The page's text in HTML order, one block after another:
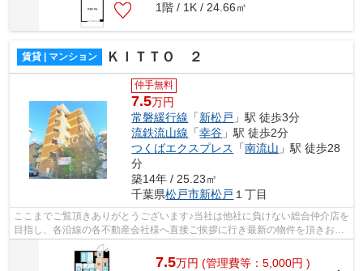
1階 / 1K / 24.66㎡
賃貸 | マンション ＫＩＴＴＯ ２
仲手無料
7.5万円
常磐緩行線 「新松戸 」駅 徒歩3分
流鉄流山線 「幸谷 」駅 徒歩2分
つくばエクスプレス
「南流山 」駅 徒歩28
分
築14年 / 25.23㎡
千葉県松戸市新松戸 １丁目
ここまでご覧頂きありがとうございます♪当社は他社に負けない総合仲介店を
目指し、各沿線の各不動産会社様へ直接ご挨拶に行き最新の物件を頂きお客
様へ提供しております！最新の情報は...
7.5万円 (管理費等：5,000円 )